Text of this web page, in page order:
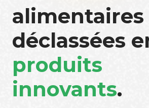
alimentaires
déclassées
produits
innovants.